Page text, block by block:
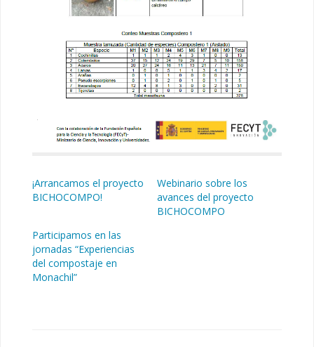
¡Arrancamos el proyecto
BICHOCOMPO!
Webinario sobre los
avances del proyecto
BICHOCOMPO
Participamos en las
jornadas “Experiencias
del compostaje en
Monachil”